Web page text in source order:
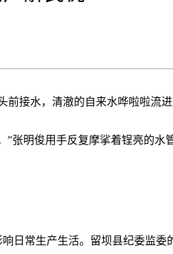
接水，清澈的自来水哗啦啦流进
张明俊用手反复摩挲着锃亮的水
日常生产生活。留坝县纪委监委